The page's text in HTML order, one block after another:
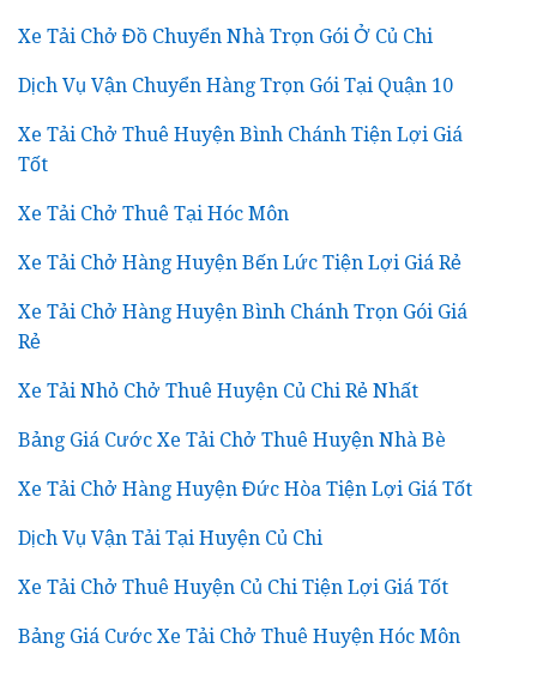
Xe Tải Chở Đồ Chuyển Nhà Trọn Gói Ở Củ Chi
Dịch Vụ Vận Chuyển Hàng Trọn Gói Tại Quận 10
Xe Tải Chở Thuê Huyện Bình Chánh Tiện Lợi Giá
Tốt
Xe Tải Chở Thuê Tại Hóc Môn
Xe Tải Chở Hàng Huyện Bến Lức Tiện Lợi Giá Rẻ
Xe Tải Chở Hàng Huyện Bình Chánh Trọn Gói Giá
Rẻ
Xe Tải Nhỏ Chở Thuê Huyện Củ Chi Rẻ Nhất
Bảng Giá Cước Xe Tải Chở Thuê Huyện Nhà Bè
Xe Tải Chở Hàng Huyện Đức Hòa Tiện Lợi Giá Tốt
Dịch Vụ Vận Tải Tại Huyện Củ Chi
Xe Tải Chở Thuê Huyện Củ Chi Tiện Lợi Giá Tốt
Bảng Giá Cước Xe Tải Chở Thuê Huyện Hóc Môn